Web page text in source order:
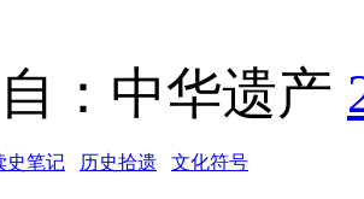
：中华遗产
史笔记 历史拾遗 文化符号